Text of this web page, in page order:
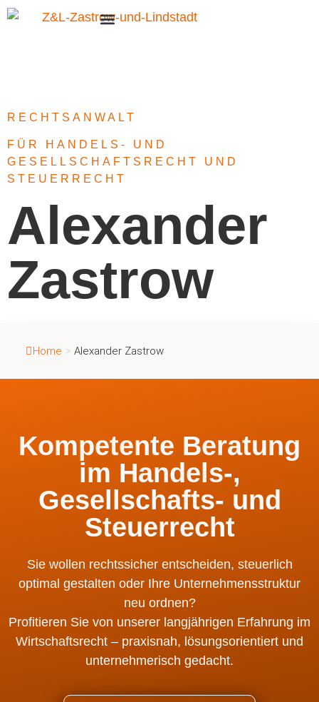
RECHTSANWALT
FÜR HANDELS- UND
GESELLSCHAFTSRECHT UND
STEUERRECHT
Alexander
Zastrow
Home > Alexander Zastrow
Kompetente Beratung
im Handels-,
Gesellschafts- und
Steuerrecht
Sie wollen rechtssicher entscheiden, steuerlich
optimal gestalten oder Ihre Unternehmensstruktur
neu ordnen?
Profitieren Sie von unserer langjährigen Erfahrung im
Wirtschaftsrecht – praxisnah, lösungsorientiert und
unternehmerisch gedacht.